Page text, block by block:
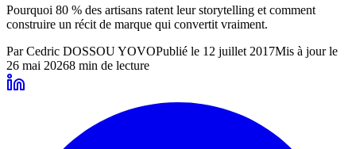
Pourquoi 80 % des artisans ratent leur storytelling et comment
construire un récit de marque qui convertit vraiment.
ParCedric DOSSOU YOVOPublié le 12 juillet 2017Mis à jour le
26 mai 20268 min de lecture